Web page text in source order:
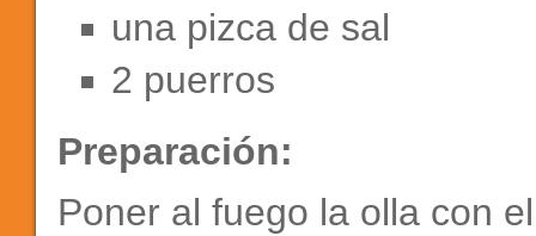
una pizca de sal
2 puerros
Preparación:
Poner al fuego la olla con